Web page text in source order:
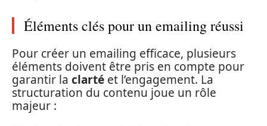
Éléments clés pour un emailing réussi
Pour créer un emailing efficace, plusieurs
éléments doivent être pris en compte pour
garantir la clarté et l’engagement. La
structuration du contenu joue un rôle
majeur :